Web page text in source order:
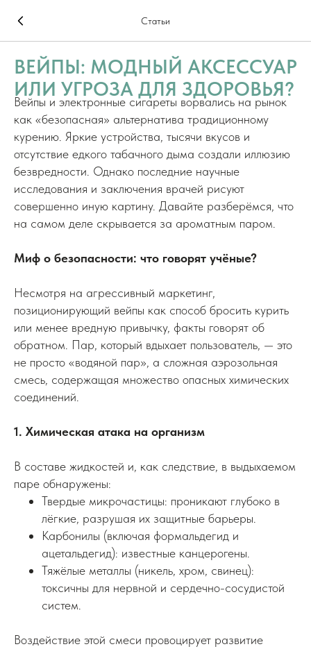
Статьи
ВЕЙПЫ: МОДНЫЙ АКСЕССУАР
ИЛИ УГРОЗА ДЛЯ ЗДОРОВЬЯ?
Вейпы и электронные сигареты ворвались на рынок
как «безопасная» альтернатива традиционному
курению. Яркие устройства, тысячи вкусов и
отсутствие едкого табачного дыма создали иллюзию
безвредности. Однако последние научные
исследования и заключения врачей рисуют
совершенно иную картину. Давайте разберёмся, что
на самом деле скрывается за ароматным паром.
Миф о безопасности: что говорят учёные?
Несмотря на агрессивный маркетинг,
позиционирующий вейпы как способ бросить курить
или менее вредную привычку, факты говорят об
обратном. Пар, который вдыхает пользователь, — это
не просто «водяной пар», а сложная аэрозольная
смесь, содержащая множество опасных химических
соединений.
1. Химическая атака на организм
В составе жидкостей и, как следствие, в выдыхаемом
паре обнаружены:
Твердые микрочастицы: проникают глубоко в
лёгкие, разрушая их защитные барьеры.
Карбонилы (включая формальдегид и
ацетальдегид): известные канцерогены.
Тяжёлые металлы (никель, хром, свинец):
токсичны для нервной и сердечно-сосудистой
систем.
Воздействие этой смеси провоцирует развитие